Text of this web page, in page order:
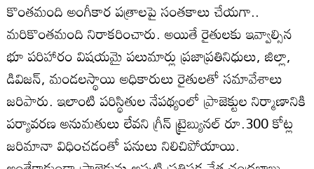
కొంతమంది అంగీకార పత్రాలపై సంతకాలు చేయగా..
మరికొంతమంది నిరాకరించారు. అయితే రైతులకు ఇవ్వాల్సిన
భూ పరిహారం విషయమై పలుమార్లు ప్రజాప్రతినిధులు, జిల్లా,
డివిజన్, మండలస్థాయి అధికారులు రైతులతో సమావేశాలు
జరిపారు. ఇలాంటి పరిస్థితుల నేపథ్యంలో ప్రాజెక్టుల నిర్మాణానికి
పర్యావరణ అనుమతులు లేవని గ్రీన్ ట్రైబ్యునల్ రూ.300 కోట్ల
జరిమానా విధించడంతో పనులు నిలిచిపోయాయి.